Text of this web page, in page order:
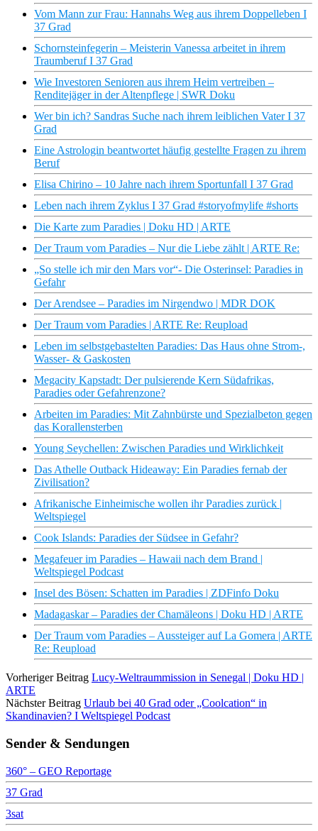
Vom Mann zur Frau: Hannahs Weg aus ihrem Doppelleben I
37 Grad
Schornsteinfegerin – Meisterin Vanessa arbeitet in ihrem
Traumberuf I 37 Grad
Wie Investoren Senioren aus ihrem Heim vertreiben –
Renditejäger in der Altenpflege | SWR Doku
Wer bin ich? Sandras Suche nach ihrem leiblichen Vater I 37
Grad
Eine Astrologin beantwortet häufig gestellte Fragen zu ihrem
Beruf
Elisa Chirino – 10 Jahre nach ihrem Sportunfall I 37 Grad
Leben nach ihrem Zyklus I 37 Grad #storyofmylife #shorts
Die Karte zum Paradies | Doku HD | ARTE
Der Traum vom Paradies – Nur die Liebe zählt | ARTE Re:
„So stelle ich mir den Mars vor“- Die Osterinsel: Paradies in
Gefahr
Der Arendsee – Paradies im Nirgendwo | MDR DOK
Der Traum vom Paradies | ARTE Re: Reupload
Leben im selbstgebastelten Paradies: Das Haus ohne Strom-,
Wasser- & Gaskosten
Megacity Kapstadt: Der pulsierende Kern Südafrikas,
Paradies oder Gefahrenzone?
Arbeiten im Paradies: Mit Zahnbürste und Spezialbeton gegen
das Korallensterben
Young Seychellen: Zwischen Paradies und Wirklichkeit
Das Athelle Outback Hideaway: Ein Paradies fernab der
Zivilisation?
Afrikanische Einheimische wollen ihr Paradies zurück |
Weltspiegel
Cook Islands: Paradies der Südsee in Gefahr?
Megafeuer im Paradies – Hawaii nach dem Brand |
Weltspiegel Podcast
Insel des Bösen: Schatten im Paradies | ZDFinfo Doku
Madagaskar – Paradies der Chamäleons | Doku HD | ARTE
Der Traum vom Paradies – Aussteiger auf La Gomera | ARTE
Re: Reupload
Vorheriger Beitrag Lucy-Weltraummission in Senegal | Doku HD |
ARTE
Nächster Beitrag Urlaub bei 40 Grad oder „Coolcation“ in
Skandinavien? I Weltspiegel Podcast
Sender & Sendungen
360° – GEO Reportage
37 Grad
3sat